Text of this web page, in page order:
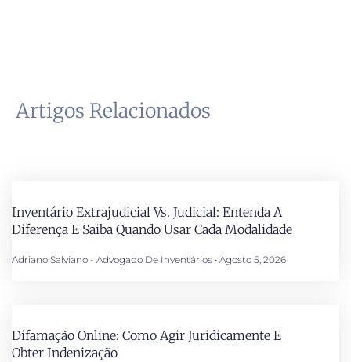
Artigos Relacionados
Inventário Extrajudicial Vs. Judicial: Entenda A
Diferença E Saiba Quando Usar Cada Modalidade
Adriano Salviano - Advogado De Inventários Agosto 5, 2026
Difamação Online: Como Agir Juridicamente E
Obter Indenização